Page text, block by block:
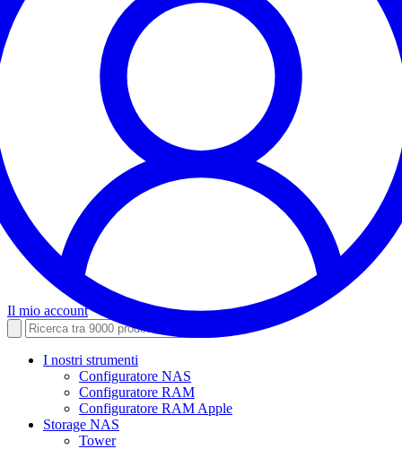
Il mio account
I nostri strumenti
Configuratore NAS
Configuratore RAM
Configuratore RAM Apple
Storage NAS
Tower